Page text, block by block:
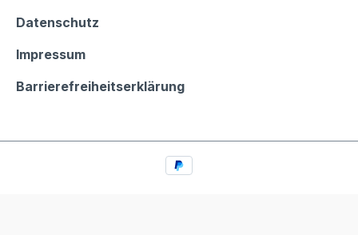
Datenschutz
Impressum
Barrierefreiheitserklärung